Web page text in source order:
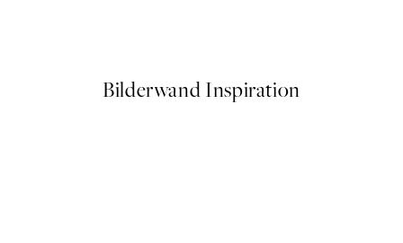
Bilderwand Inspiration